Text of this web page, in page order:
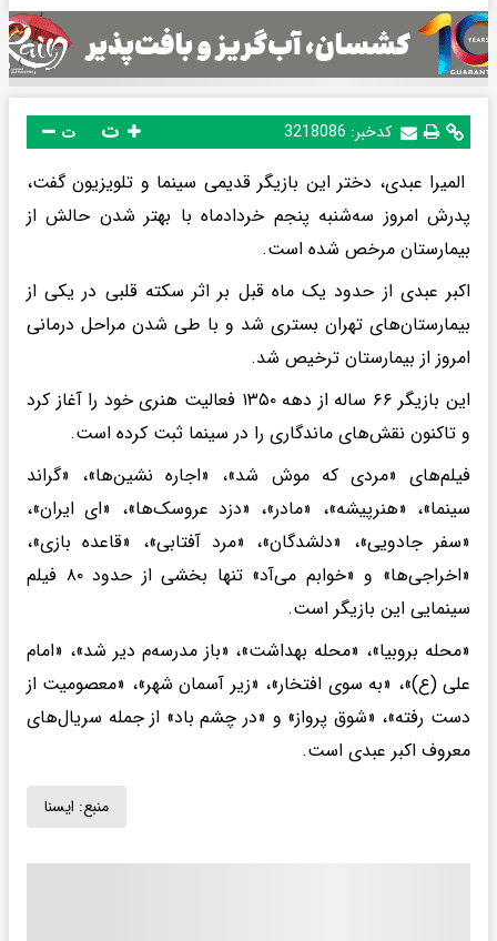
کدخبر: 3218086 ت
المیرا عبدی، دختر این بازیگر قدیمی سینما و تلویزیون گفت،
پدرش امروز سه‌شنبه پنجم خردادماه با بهتر شدن حالش از
بیمارستان مرخص شده است.
اکبر عبدی از حدود یک ماه قبل بر اثر سکته قلبی در یکی از
بیمارستان‌های تهران بستری شد و با طی شدن مراحل درمانی
امروز از بیمارستان ترخیص شد.
این بازیگر ۶۶ ساله از دهه ۱۳۵۰ فعالیت هنری خود را آغاز کرد
و تاکنون نقش‌های ماندگاری را در سینما ثبت کرده است.
فیلم‌های «مردی که موش شد»، «اجاره نشین‌ها»، «گراند
سینما»، «هنرپیشه»، «مادر»، «دزد عروسک‌ها»، «ای ایران»،
«سفر جادویی»، «دلشدگان»، «مرد آفتابی»، «قاعده بازی»،
«اخراجی‌ها» و «خوابم می‌آد» تنها بخشی از حدود ۸۰ فیلم
سینمایی این بازیگر است.
«محله بروبیا»، «محله بهداشت»، «باز مدرسه‌م دیر شد»، «امام
علی (ع)»، «به سوی افتخار»، «زیر آسمان شهر»، «معصومیت از
دست رفته»، «شوق پرواز» و «در چشم باد» از جمله سریال‌های
معروف اکبر عبدی است.
منبع: ايسنا